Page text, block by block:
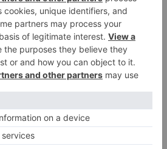
garcía lorca
LO + VISTO
Fallece un ciclista en Burgos tras
había caído de la bicicleta